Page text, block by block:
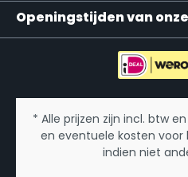
Openingstijden van
* Alle prijzen zijn incl. btw
en eventuele kosten voor
indien niet